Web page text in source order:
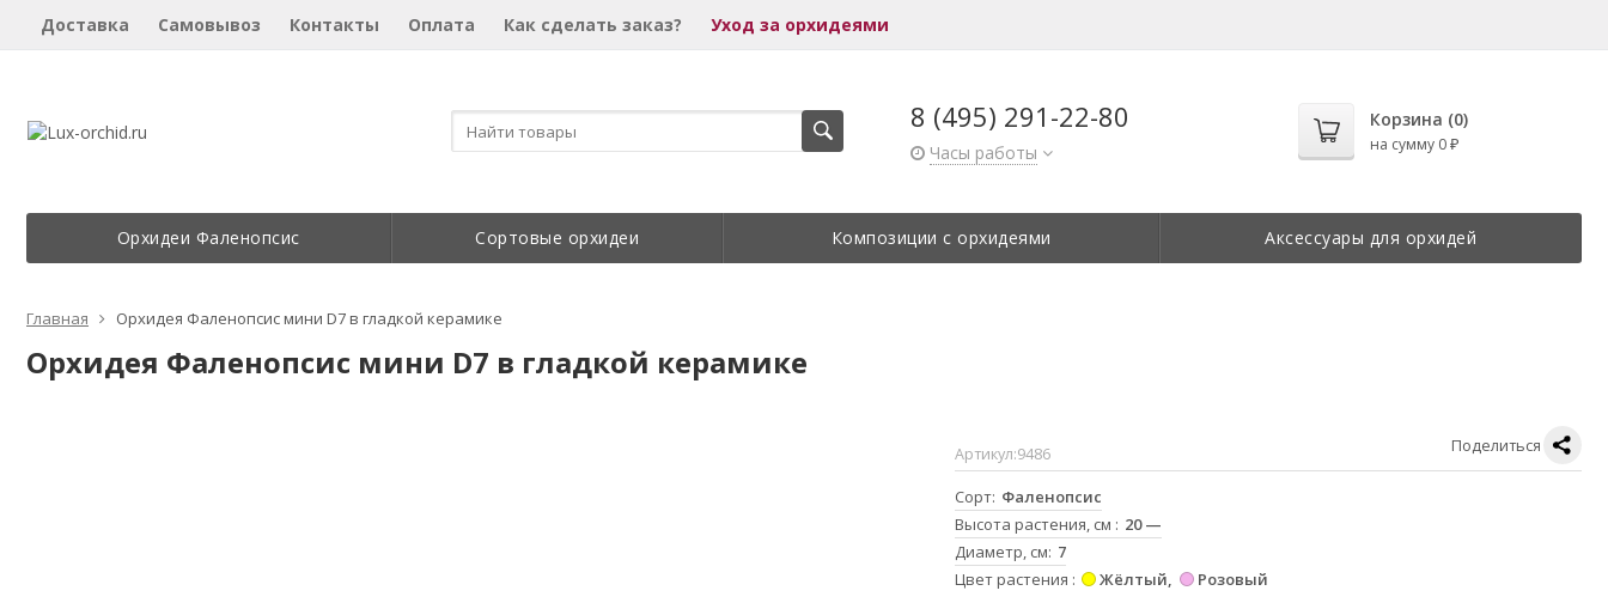
Доставка Самовывоз Контакты Оплата Как сделать заказ? Уход за орхидеями
8 (495) 291-22-80
Часы работы
Корзина (0)
на сумму 0 ₽
Орхидеи Фаленопсис Сортовые орхидеи Композиции с орхидеями Аксессуары для орхидей
Главная Орхидея Фаленопсис мини D7 в гладкой керамике
Орхидея Фаленопсис мини D7 в гладкой керамике
Артикул:9486 Поделиться
Сорт Фаленопсис
Высота растения, см
20 —
Диаметр, см 7
Цвет растения
Жёлтый Розовый